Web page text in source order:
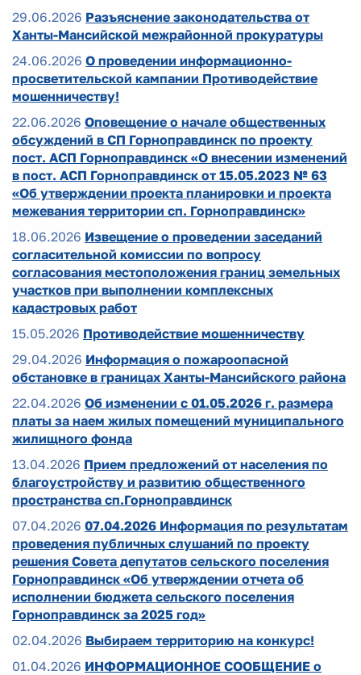
29.06.2026 Разъяснение законодательства от
Ханты-Мансийской межрайонной прокуратуры
24.06.2026 О проведении информационно-
просветительской кампании Противодействие
мошенничеству!
22.06.2026 Оповещение о начале общественных
обсуждений в СП Горноправдинск по проекту
пост. АСП Горноправдинск «О внесении изменений
в пост. АСП Горноправдинск от 15.05.2023 № 63
«Об утверждении проекта планировки и проекта
межевания территории сп. Горноправдинск»
18.06.2026 Извещение о проведении заседаний
согласительной комиссии по вопросу
согласования местоположения границ земельных
участков при выполнении комплексных
кадастровых работ
15.05.2026 Противодействие мошенничеству
29.04.2026 Информация о пожароопасной
обстановке в границах Ханты-Мансийского района
22.04.2026 Об изменении с 01.05.2026 г. размера
платы за наем жилых помещений муниципального
жилищного фонда
13.04.2026 Прием предложений от населения по
благоустройству и развитию общественного
пространства сп.Горноправдинск
07.04.2026 07.04.2026 Информация по результатам
проведения публичных слушаний по проекту
решения Совета депутатов сельского поселения
Горноправдинск «Об утверждении отчета об
исполнении бюджета сельского поселения
Горноправдинск за 2025 год»
02.04.2026 Выбираем территорию на конкурс!
01.04.2026 ИНФОРМАЦИОННОЕ СООБЩЕНИЕ о